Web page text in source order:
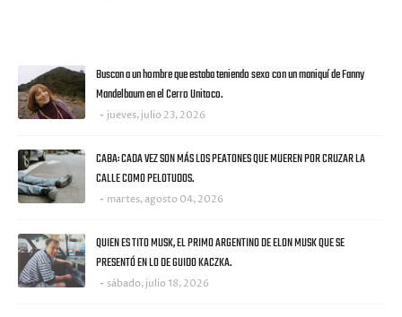
Buscan a un hombre que estaba teniendo sexo con un maniquí de Fanny
Mandelbaum en el Cerro Unitoco.
jueves, julio 23, 2026
CABA: CADA VEZ SON MÁS LOS PEATONES QUE MUEREN POR CRUZAR LA
CALLE COMO PELOTUDOS.
martes, agosto 04, 2026
QUIEN ES TITO MUSK, EL PRIMO ARGENTINO DE ELON MUSK QUE SE
PRESENTÓ EN LO DE GUIDO KACZKA.
sábado, julio 18, 2026